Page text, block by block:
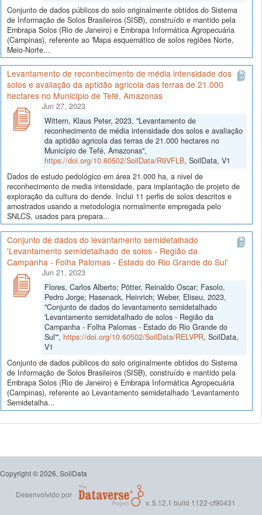
Conjunto de dados públicos do solo originalmente obtidos do Sistema
de Informação de Solos Brasileiros (SISB), construído e mantido pela
Embrapa Solos (Rio de Janeiro) e Embrapa Informática Agropecuária
(Campinas), referente ao 'Mapa esquemático de solos regiões Norte,
Meio-Norte...
Levantamento de reconhecimento de média intensidade dos
solos e avaliação da aptidão agricola das terras de 21.000
hectares no Município de Tefé, Amazonas
Jun 27, 2023
Wittern, Klaus Peter, 2023, "Levantamento de
reconhecimento de média intensidade dos solos e avaliação
da aptidão agricola das terras de 21.000 hectares no
Município de Tefé, Amazonas",
https://doi.org/10.60502/SoilData/R9VFLB, SoilData, V1
Dados de estudo pedológico em área 21.000 ha, a nivel de
reconhecimento de media intensidade, para implantação de projeto de
exploração da cultura do dende. Inclui 11 perfis de solos descritos e
amostrados usando a metodologia normalmente empregada pelo
SNLCS, usados para prepara...
Conjunto de dados do levantamento semidetalhado
'Levantamento semidetalhado de solos - Região da
Campanha - Folha Palomas - Estado do Rio Grande do Sul'
Jun 21, 2023
Flores, Carlos Alberto; Pötter, Reinaldo Oscar; Fasolo,
Pedro Jorge; Hasenack, Heinrich; Weber, Eliseu, 2023,
"Conjunto de dados do levantamento semidetalhado
'Levantamento semidetalhado de solos - Região da
Campanha - Folha Palomas - Estado do Rio Grande do
Sul'", https://doi.org/10.60502/SoilData/RELVPR, SoilData,
V1
Conjunto de dados públicos do solo originalmente obtidos do Sistema
de Informação de Solos Brasileiros (SISB), construído e mantido pela
Embrapa Solos (Rio de Janeiro) e Embrapa Informática Agropecuária
(Campinas), referente ao Levantamento semidetalhado 'Levantamento
Semidetalha...
Copyright © 2026, SoilData
Desenvolvido por
v. 5.12.1 build 1122-cf90431